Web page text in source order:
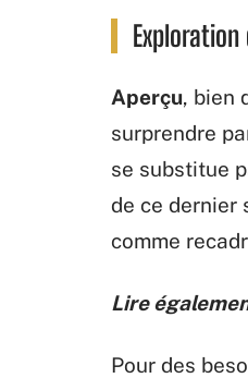
Aperçu, bien
surprendre
se substitue
de ce dernier
comme
Lire
Pour des